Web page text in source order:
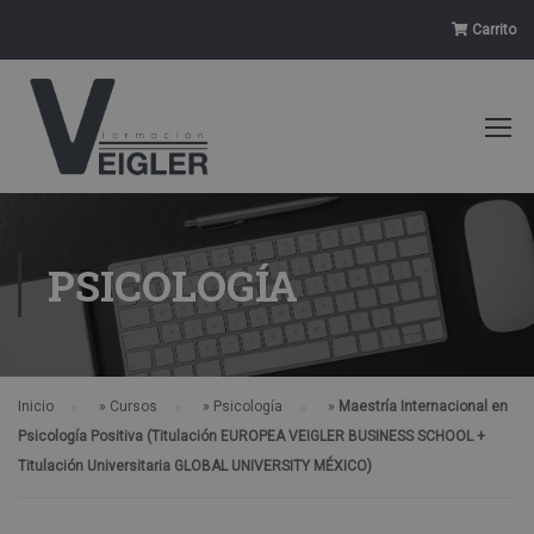
Carrito
PSICOLOGÍA
Inicio » Cursos » Psicología » Maestría Internacional en
Psicología Positiva (Titulación EUROPEA VEIGLER BUSINESS SCHOOL +
Titulación Universitaria GLOBAL UNIVERSITY MÉXICO)